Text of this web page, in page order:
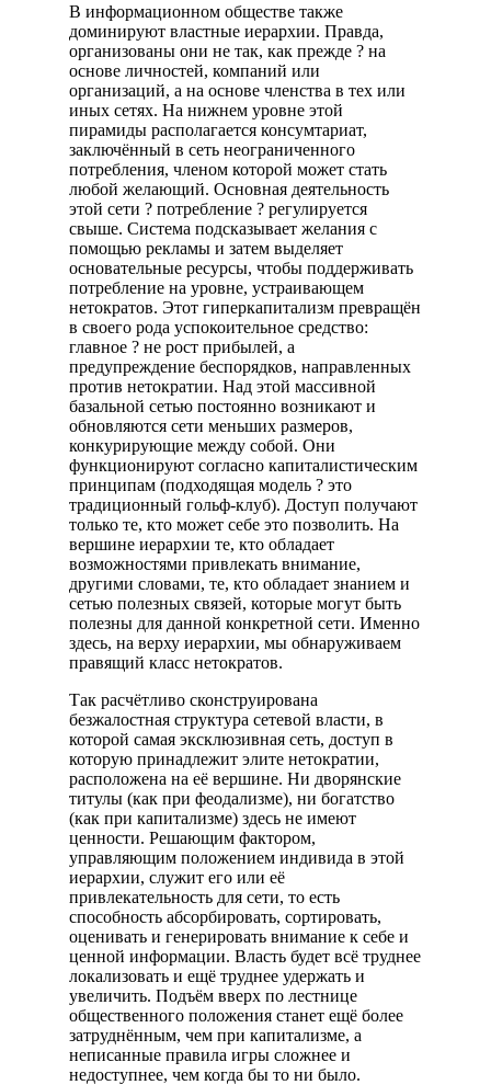
В информационном обществе также
доминируют властные иерархии. Правда,
организованы они не так, как прежде ? на
основе личностей, компаний или
организаций, а на основе членства в тех или
иных сетях. На нижнем уровне этой
пирамиды располагается консумтариат,
заключённый в сеть неограниченного
потребления, членом которой может стать
любой желающий. Основная деятельность
этой сети ? потребление ? регулируется
свыше. Система подсказывает желания с
помощью рекламы и затем выделяет
основательные ресурсы, чтобы поддерживать
потребление на уровне, устраивающем
нетократов. Этот гиперкапитализм превращён
в своего рода успокоительное средство:
главное ? не рост прибылей, а
предупреждение беспорядков, направленных
против нетократии. Над этой массивной
базальной сетью постоянно возникают и
обновляются сети меньших размеров,
конкурирующие между собой. Они
функционируют согласно капиталистическим
принципам (подходящая модель ? это
традиционный гольф-клуб). Доступ получают
только те, кто может себе это позволить. На
вершине иерархии те, кто обладает
возможностями привлекать внимание,
другими словами, те, кто обладает знанием и
сетью полезных связей, которые могут быть
полезны для данной конкретной сети. Именно
здесь, на верху иерархии, мы обнаруживаем
правящий класс нетократов.
Так расчётливо сконструирована
безжалостная структура сетевой власти, в
которой самая эксклюзивная сеть, доступ в
которую принадлежит элите нетократии,
расположена на её вершине. Ни дворянские
титулы (как при феодализме), ни богатство
(как при капитализме) здесь не имеют
ценности. Решающим фактором,
управляющим положением индивида в этой
иерархии, служит его или её
привлекательность для сети, то есть
способность абсорбировать, сортировать,
оценивать и генерировать внимание к себе и
ценной информации. Власть будет всё труднее
локализовать и ещё труднее удержать и
увеличить. Подъём вверх по лестнице
общественного положения станет ещё более
затруднённым, чем при капитализме, а
неписанные правила игры сложнее и
недоступнее, чем когда бы то ни было.